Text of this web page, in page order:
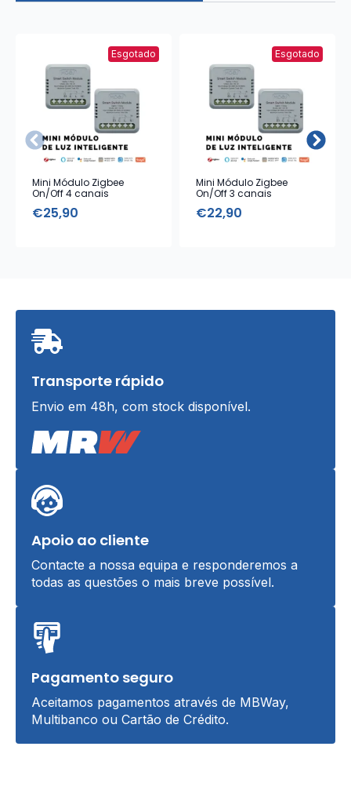
Esgotado
Mini Módulo Zigbee
On/Off 4 canais
€25,90
Esgotado
Mini Módulo Zigbee
On/Off 3 canais
€22,90
Transporte rápido
Envio em 48h, com stock disponível.
Apoio ao cliente
Contacte a nossa equipa e responderemos a
todas as questões o mais breve possível.
Pagamento seguro
Aceitamos pagamentos através de MBWay,
Multibanco ou Cartão de Crédito.